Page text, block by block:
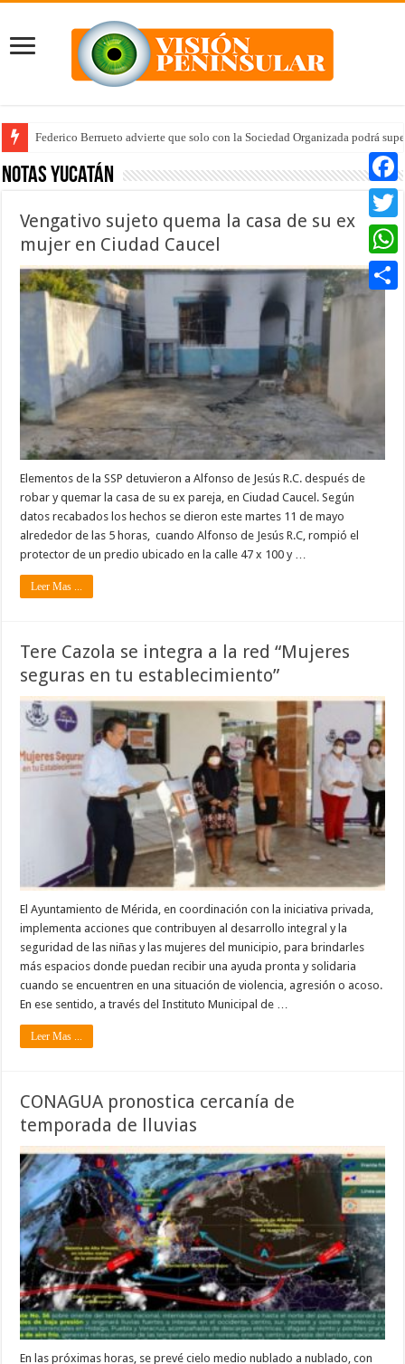
Federico Berrueto advierte que solo con la Sociedad Organizada podrá
Arrancan la tercera etapa de Médico 24/7
Notas Yucatán
Vengativo sujeto quema la casa de su ex
mujer en Ciudad Caucel
Elementos de la SSP detuvieron a Alfonso de Jesús R.C. después de
robar y quemar la casa de su ex pareja, en Ciudad Caucel. Según
datos recabados los hechos se dieron este martes 11 de mayo
alrededor de las 5 horas, cuando Alfonso de Jesús R.C, rompió el
protector de un predio ubicado en la calle 47 x 100 y …
Leer Mas ...
Tere Cazola se integra a la red “Mujeres
seguras en tu establecimiento”
El Ayuntamiento de Mérida, en coordinación con la iniciativa privada,
implementa acciones que contribuyen al desarrollo integral y la
seguridad de las niñas y las mujeres del municipio, para brindarles
más espacios donde puedan recibir una ayuda pronta y solidaria
cuando se encuentren en una situación de violencia, agresión o acoso.
En ese sentido, a través del Instituto Municipal de …
Leer Mas ...
CONAGUA pronostica cercanía de
temporada de lluvias
En las próximas horas, se prevé cielo medio nublado a nublado, con
Twitter